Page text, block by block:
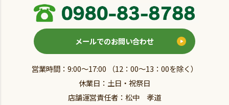
メールでのお問い合わせ
営業時間：9:00～17:00 （12：00～13：00を除く）
休業日：土日・祝祭日
店舗運営責任者：松中 孝道